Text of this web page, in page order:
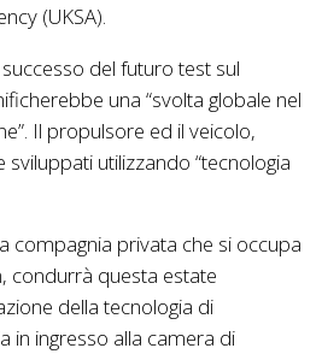
(UKSA).
del futuro test sul
una “svolta globale nel
Il propulsore ed il veicolo,
utilizzando “tecnologia
compagnia privata che si occupa
condurrà questa estate
della tecnologia di
in ingresso alla camera di